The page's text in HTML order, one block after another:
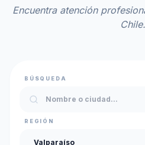
Encuentra atención
Chile.
BÚSQUEDA
REGIÓN